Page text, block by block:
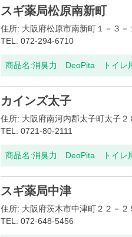
スギ薬局松原南新町
住所: 大阪府松原市南新町１－３－
TEL: 072-294-6710
商品名:消臭力 DeoPita トイレ
カインズ太子
住所: 大阪府南河内郡太子町太子２
TEL: 0721-80-2111
商品名:消臭力 DeoPita トイレ
スギ薬局中津
住所: 大阪府茨木市中津町２２－２
TEL: 072-648-5456